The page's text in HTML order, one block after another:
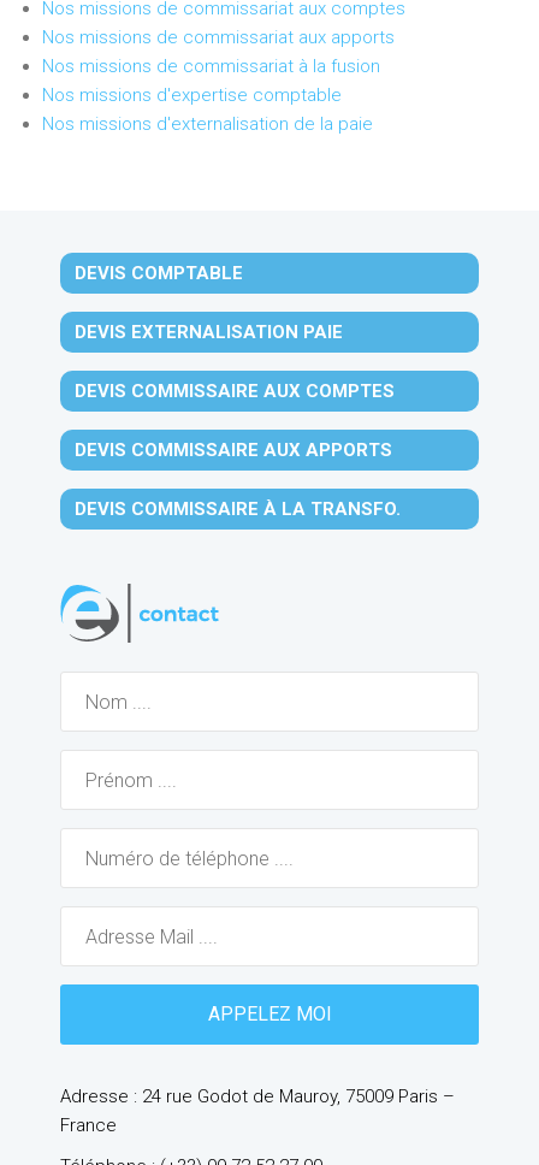
Nos missions de commissariat aux comptes
Nos missions de commissariat aux apports
Nos missions de commissariat à la fusion
Nos missions d'expertise comptable
Nos missions d'externalisation de la paie
DEVIS COMPTABLE
DEVIS EXTERNALISATION PAIE
DEVIS COMMISSAIRE AUX COMPTES
DEVIS COMMISSAIRE AUX APPORTS
DEVIS COMMISSAIRE À LA TRANSFO.
Adresse : 24 rue Godot de Mauroy, 75009 Paris –
France